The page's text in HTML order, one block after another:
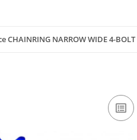
CHAINRING NARROW WIDE 4-